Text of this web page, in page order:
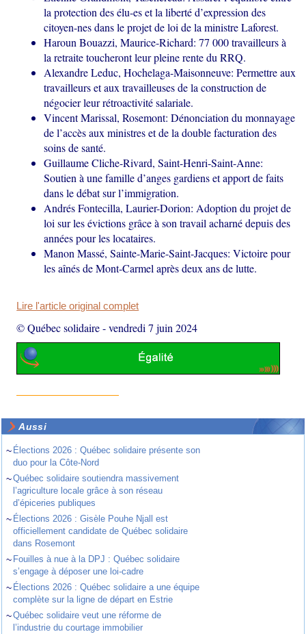
la protection des élu-es et la liberté d’expression des
citoyen-nes dans le projet de loi de la ministre Laforest.
Haroun Bouazzi, Maurice-Richard: 77 000 travailleurs à
la retraite toucheront leur pleine rente du RRQ.
Alexandre Leduc, Hochelaga-Maisonneuve: Permettre aux
travailleurs et aux travailleuses de la construction de
négocier leur rétroactivité salariale.
Vincent Marissal, Rosemont: Dénonciation du monnayage
de l’accès aux ministres et de la double facturation des
soins de santé.
Guillaume Cliche-Rivard, Saint-Henri-Saint-Anne:
Soutien à une famille d’anges gardiens et apport de faits
dans le débat sur l’immigration.
Andrés Fontecilla, Laurier-Dorion: Adoption du projet de
loi sur les évictions grâce à son travail acharné depuis des
années pour les locataires.
Manon Massé, Sainte-Marie-Saint-Jacques: Victoire pour
les aînés de Mont-Carmel après deux ans de lutte.
Lire l'article original complet
© Québec solidaire-vendredi 7 juin 2024
Aussi
~ Élections 2026 : Québec solidaire présente son
duo pour la Côte-Nord
~Québec solidaire soutiendra massivement
l’agriculture locale grâce à son réseau
d’épiceries publiques
~ Élections 2026 : Gisèle Pouhe Njall est
officiellement candidate de Québec solidaire
dans Rosemont
~ Fouilles à nue à la DPJ : Québec solidaire
s’engage à déposer une loi-cadre
~ Élections 2026 : Québec solidaire a une équipe
complète sur la ligne de départ en Estrie
~Québec solidaire veut une réforme de
l’industrie du courtage immobilier